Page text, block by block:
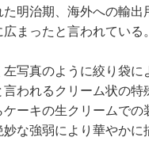
明治期、海外への輸出
まったと言われている。
写真のように絞り袋に
言われるクリーム状の
ケーキの生クリームでの
妙な強弱により華やかに